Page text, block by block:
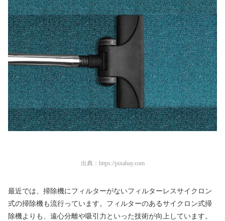
出典： https://pixabay.com
最近では、掃除機にフィルターがないフィルターレスサイクロン
式の掃除機も流行っています。フィルターのあるサイクロン式掃
除機よりも、遠心分離や吸引力といった技術が向上しています。